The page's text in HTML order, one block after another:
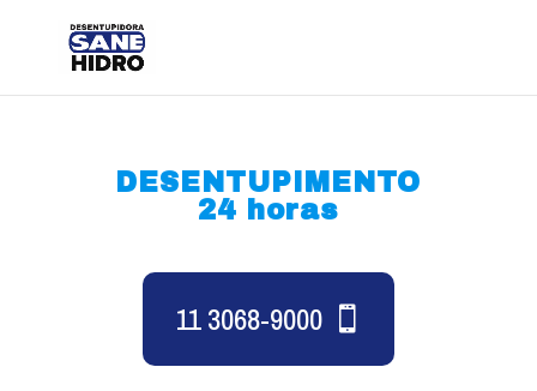
DESENTUPIMENTO
24 horas
11 3068-9000